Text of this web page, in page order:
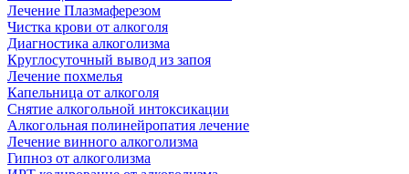
Лечение Плазмаферезом
Чистка крови от алкоголя
Диагностика алкоголизма
Круглосуточный вывод из запоя
Лечение похмелья
Капельница от алкоголя
Снятие алкогольной интоксикации
Алкогольная полинейропатия лечение
Лечение винного алкоголизма
Гипноз от алкоголизма